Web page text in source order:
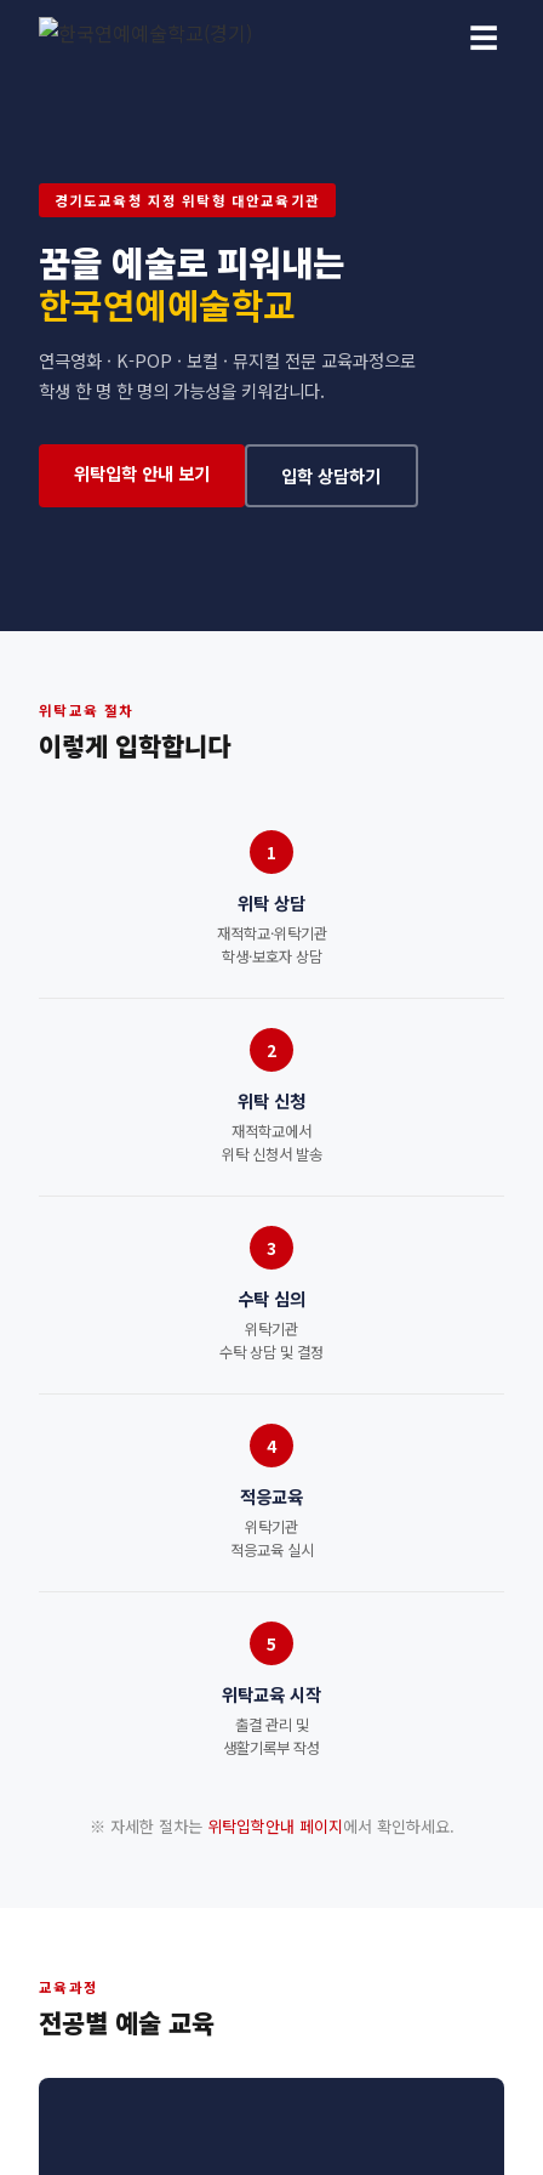
☰
경기도교육청 지정 위탁형 대안교육기관
꿈을 예술로 피워내는
한국연예예술학교
연극영화 · K-POP · 보컬 · 뮤지컬 전문 교육과정으로
학생 한 명 한 명의 가능성을 키워갑니다.
위탁입학 안내 보기 입학 상담하기
위탁교육 절차
이렇게 입학합니다
1
위탁 상담
재적학교·위탁기관
학생·보호자 상담
2
위탁 신청
재적학교에서
위탁 신청서 발송
3
수탁 심의
위탁기관
수탁 상담 및 결정
4
적응교육
위탁기관
적응교육 실시
5
위탁교육 시작
출결 관리 및
생활기록부 작성
※ 자세한 절차는 위탁입학안내 페이지에서 확인하세요.
교육과정
전공별 예술 교육